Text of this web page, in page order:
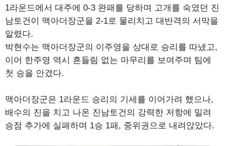
1라운드에서 대주에 0-3 완패를 당하며 고개를 숙였던 진
남토건이 맥아더장군을 2-1로 물리치고 대반격의 서막을
알렸다.
박현수는 맥아더장군의 이주영을 상대로 승리를 따냈고,
이어 한주영 역시 흔들림 없는 마무리를 보여주며 팀에
첫 승을 안겼다.
맥아더장군은 1라운드 승리의 기세를 이어가려 했으나,
배수의 진을 치고 나온 진남토건의 강력한 저항에 밀려
승점 추가에 실패하며 1승 1패, 중위권으로 내려앉았다.